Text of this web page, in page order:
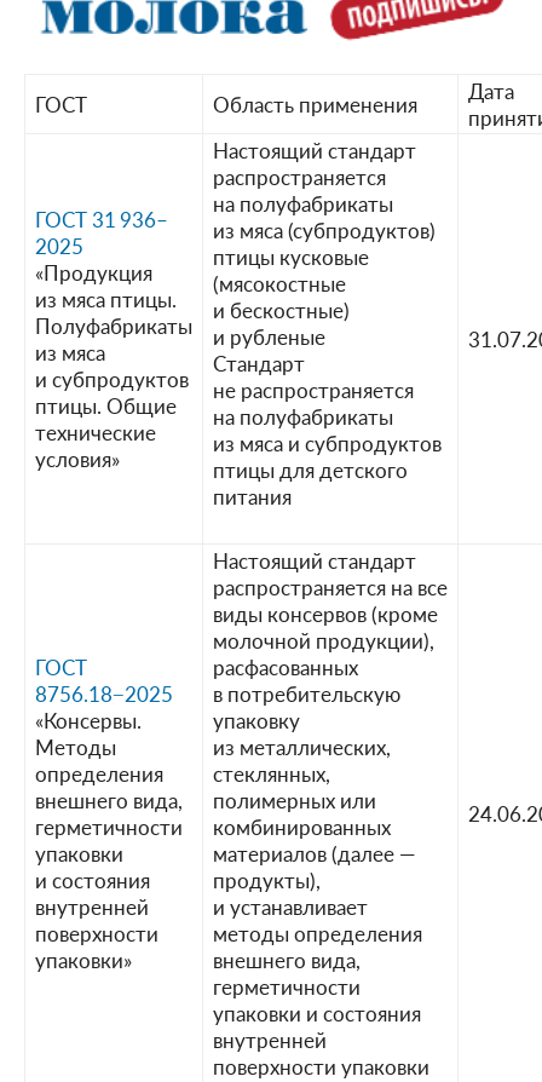
ГОСТ Область применения
Дата
ГОСТ 31 936–
2025
«Продукция
из мяса птицы.
Полуфабрикаты
из мяса
и субпродуктов
птицы. Общие
технические
условия»
Настоящий стандарт
распространяется
на полуфабрикаты
из мяса (субпродуктов)
птицы кусковые
(мясокостные
и бескостные)
и рубленые
Стандарт
не распространяется
на полуфабрикаты
из мяса и субпродуктов
птицы для детского
питания
ГОСТ
8756.18−2025
«Консервы.
Методы
определения
внешнего вида,
герметичности
упаковки
и состояния
внутренней
поверхности
упаковки»
Настоящий стандарт
распространяется на все
виды консервов (кроме
молочной продукции),
расфасованных
в потребительскую
упаковку
из металлических,
стеклянных,
полимерных или
комбинированных
материалов (далее —
продукты),
и устанавливает
методы определения
внешнего вида,
герметичности
упаковки и состояния
внутренней
поверхности упаковки